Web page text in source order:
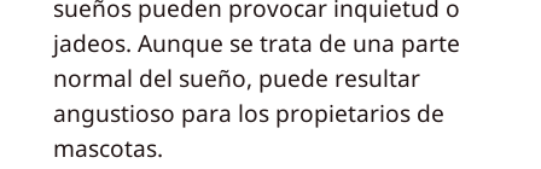
sueños pueden provocar inquietud o
jadeos. Aunque se trata de una parte
normal del sueño, puede resultar
angustioso para los propietarios de
mascotas.